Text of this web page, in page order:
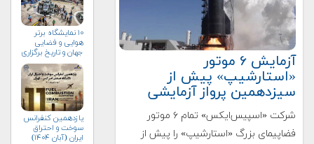
آزمایش ۶ موتور
«استارشیپ» پیش از
سیزدهمین پرواز آزمایشی
شرکت «اسپیس‌ایکس» تمام ۶ موتور
فضاپیمای بزرگ «استارشیپ» را پیش از
۱۰ نمایشگاه برتر
هوایی و فضایی
جهان و تاریخ برگزاری
آن‌ها
یازدهمین کنفرانس
سوخت و احتراق
ایران (آبان‌ ۱۴۰۴)